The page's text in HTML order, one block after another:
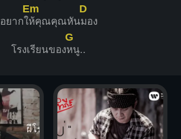
อยากใ
Em
ห้คุณคุณหัน
D
มอง
โรงเรียนของ
G
หนู..